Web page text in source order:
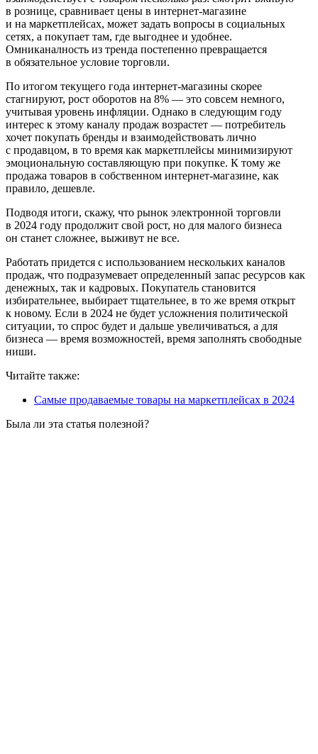
в рознице, сравнивает цены в интернет‑магазине
и на маркетплейсах, может задать вопросы в социальных
сетях, а покупает там, где выгоднее и удобнее.
Омниканалность из тренда постепенно превращается
в обязательное условие торговли.
По итогом текущего года интернет‑магазины скорее
стагнируют, рост оборотов на 8% — это совсем немного,
учитывая уровень инфляции. Однако в следующим году
интерес к этому каналу продаж возрастет — потребитель
хочет покупать бренды и взаимодействовать лично
с продавцом, в то время как маркетплейсы минимизируют
эмоциональную составляющую при покупке. К тому же
продажа товаров в собственном интернет‑магазине, как
правило, дешевле.
Подводя итоги, скажу, что рынок электронной торговли
в 2024 году продолжит свой рост, но для малого бизнеса
он станет сложнее, выживут не все.
Работать придется с использованием нескольких каналов
продаж, что подразумевает определенный запас ресурсов как
денежных, так и кадровых. Покупатель становится
избирательнее, выбирает тщательнее, в то же время открыт
к новому. Если в 2024 не будет усложнения политической
ситуации, то спрос будет и дальше увеличиваться, а для
бизнеса — время возможностей, время заполнять свободные
ниши.
Читайте также:
Самые продаваемые товары на маркетплейсах в 2024
Была ли эта статья полезной?